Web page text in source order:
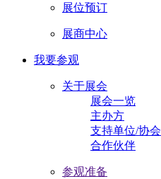
展位预订
展商中心
我要参观
关于展会
展会一览
主办方
支持单位/协会
合作伙伴
参观准备